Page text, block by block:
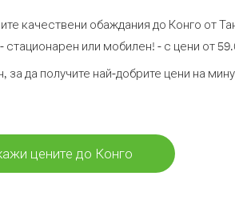
качествени обаждания до Конго от
или мобилен! - с цени от
за да получите най-добрите цени на
цените до Конго